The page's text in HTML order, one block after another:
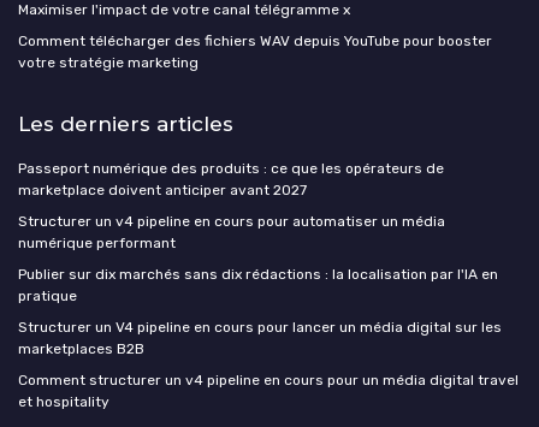
Maximiser l'impact de votre canal télégramme x
Comment télécharger des fichiers WAV depuis YouTube pour booster
votre stratégie marketing
Les derniers articles
Passeport numérique des produits : ce que les opérateurs de
marketplace doivent anticiper avant 2027
Structurer un v4 pipeline en cours pour automatiser un média
numérique performant
Publier sur dix marchés sans dix rédactions : la localisation par l'IA en
pratique
Structurer un V4 pipeline en cours pour lancer un média digital sur les
marketplaces B2B
Comment structurer un v4 pipeline en cours pour un média digital travel
et hospitality